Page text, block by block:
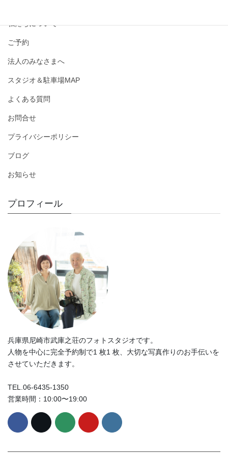
私たちについて
ご予約
法人のみなさまへ
スタジオ＆駐車場MAP
よくある質問
お問合せ
プライバシーポリシー
ブログ
お知らせ
プロフィール
兵庫県尼崎市武庫之荘のフォトスタジオです。
人物を中心に完全予約制で1 枚1 枚、大切な写真作りのお手伝いを
させていただきます。
TEL.06-6435-1350
営業時間：10:00〜19:00